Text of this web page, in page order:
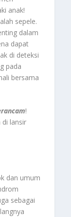
anak!
sepele.
dalam
dapat
di deteksi
pada
bersama
!
lansir
dan umum
sebagai